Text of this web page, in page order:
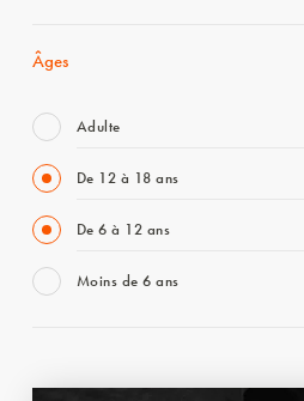
Âges
Adulte
De 12 à 18 ans
De 6 à 12 ans
Moins de 6 ans